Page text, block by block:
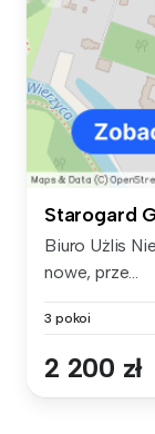
Starogard
Biuro Użlis
nowe, prze...
3 pokoi
2 200 zł